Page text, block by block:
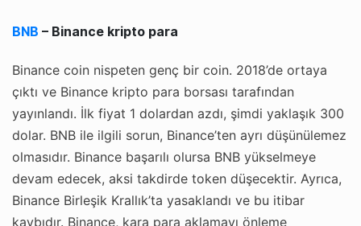
BNB – Binance kripto para
Binance coin nispeten genç bir coin. 2018’de ortaya
çıktı ve Binance kripto para borsası tarafından
yayınlandı. İlk fiyat 1 dolardan azdı, şimdi yaklaşık 300
dolar. BNB ile ilgili sorun, Binance’ten ayrı düşünülemez
olmasıdır. Binance başarılı olursa BNB yükselmeye
devam edecek, aksi takdirde token düşecektir. Ayrıca,
Binance Birleşik Krallık’ta yasaklandı ve bu itibar
kaybıdır. Binance, kara para aklamayı önleme